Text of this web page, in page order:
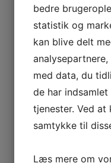
Julefrokost, og
Tur
Tur og
Som indbetales
Husk at skrive
bedre
statistik og
kan blive delt
med data, du
de har
tjenester. Ved at
samtykke til
Læs mere om